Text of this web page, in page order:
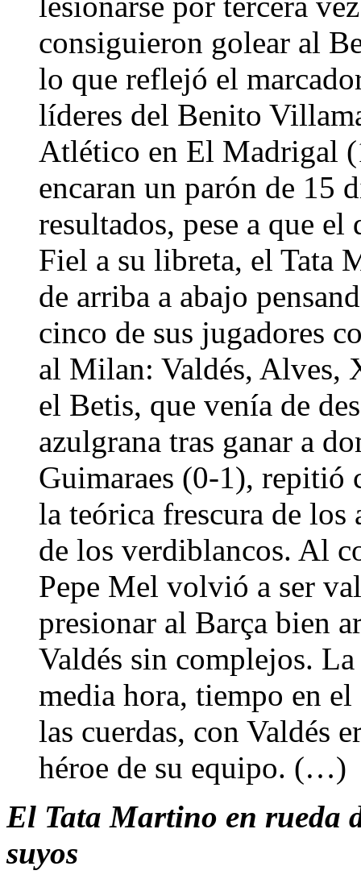
consiguieron golear al
lo que reflejó el
líderes del Benito
Atlético en El Madrigal
encaran un parón de 15
resultados, pese a que
Fiel a su libreta, el Tata
de arriba a abajo
cinco de sus jugadores
al Milan: Valdés, Alves,
el Betis, que venía de
azulgrana tras ganar a
Guimaraes (0-1), repitió
la teórica frescura de
de los verdiblancos. Al
Pepe Mel volvió a ser
presionar al Barça bien
Valdés sin complejos.
media hora, tiempo en
las cuerdas, con Valdés
héroe de su equipo. (…)
El Tata Martino en rueda
suyos